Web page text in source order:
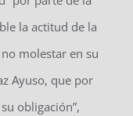
la actitud de la
molestar en su
Ayuso, que por
obligación”,